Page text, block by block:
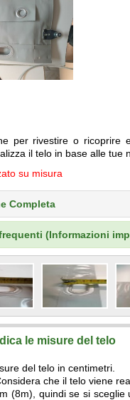
per rivestire o
il telo in base alle tue
su misura
Completa
(Informazioni
le misure del telo
del telo in centimetri.
che il telo viene
(8m), quindi se si